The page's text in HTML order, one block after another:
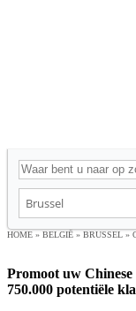
HOME » BELGIË » BRUSSEL »
Promoot uw Chinese
750.000 potentiële